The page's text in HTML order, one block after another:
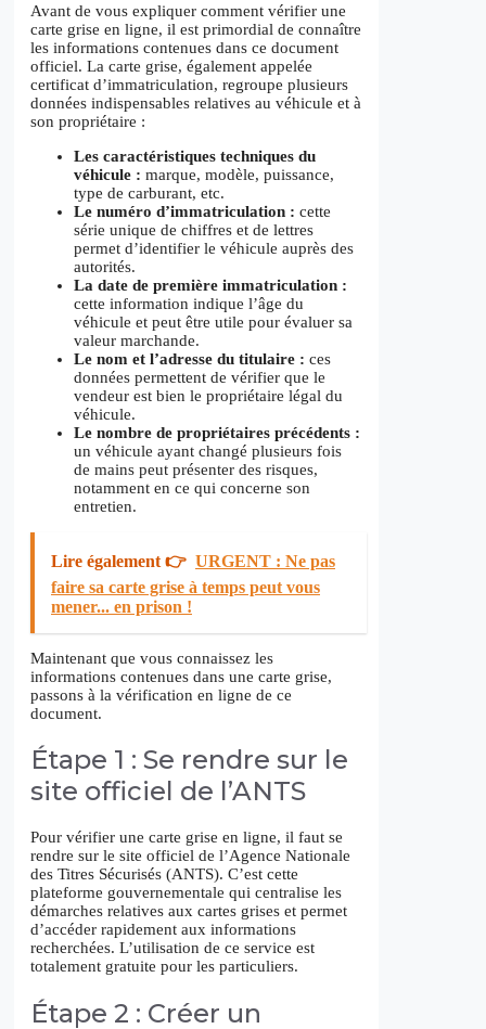
Avant de vous expliquer comment vérifier une
carte grise en ligne, il est primordial de connaître
les informations contenues dans ce document
officiel. La carte grise, également appelée
certificat d’immatriculation, regroupe plusieurs
données indispensables relatives au véhicule et à
son propriétaire :
Les caractéristiques techniques du
véhicule : marque, modèle, puissance,
type de carburant, etc.
Le numéro d’immatriculation : cette
série unique de chiffres et de lettres
permet d’identifier le véhicule auprès des
autorités.
La date de première immatriculation :
cette information indique l’âge du
véhicule et peut être utile pour évaluer sa
valeur marchande.
Le nom et l’adresse du titulaire : ces
données permettent de vérifier que le
vendeur est bien le propriétaire légal du
véhicule.
Le nombre de propriétaires précédents :
un véhicule ayant changé plusieurs fois
de mains peut présenter des risques,
notamment en ce qui concerne son
entretien.
Lire également 👉 URGENT : Ne pas
faire sa carte grise à temps peut vous
mener... en prison !
Maintenant que vous connaissez les
informations contenues dans une carte grise,
passons à la vérification en ligne de ce
document.
Étape 1 : Se rendre sur le
site officiel de l’ANTS
Pour vérifier une carte grise en ligne, il faut se
rendre sur le site officiel de l’Agence Nationale
des Titres Sécurisés (ANTS). C’est cette
plateforme gouvernementale qui centralise les
démarches relatives aux cartes grises et permet
d’accéder rapidement aux informations
recherchées. L’utilisation de ce service est
totalement gratuite pour les particuliers.
Étape 2 : Créer un